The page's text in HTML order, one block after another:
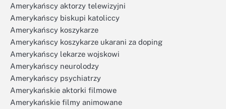
Amerykańscy aktorzy telewizyjni
Amerykańscy biskupi katoliccy
Amerykańscy koszykarze
Amerykańscy koszykarze ukarani za doping
Amerykańscy lekarze wojskowi
Amerykańscy neurolodzy
Amerykańscy psychiatrzy
Amerykańskie aktorki filmowe
Amerykańskie filmy animowane